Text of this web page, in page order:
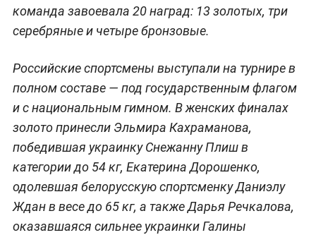
команда завоевала 20 наград: 13 золотых, три
серебряные и четыре бронзовые.
Российские спортсмены выступали на турнире в
полном составе — под государственным флагом
и с национальным гимном. В женских финалах
золото принесли Эльмира Кахраманова,
победившая украинку Снежанну Плиш в
категории до 54 кг, Екатерина Дорошенко,
одолевшая белорусскую спортсменку Даниэлу
Ждан в весе до 65 кг, а также Дарья Речкалова,
оказавшаяся сильнее украинки Галины